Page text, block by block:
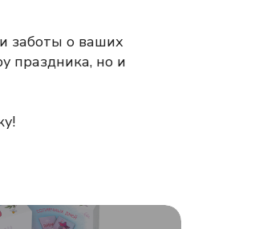
заботы о ваших
праздника, но и